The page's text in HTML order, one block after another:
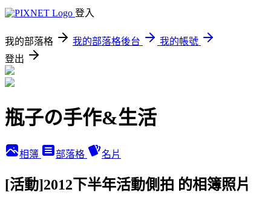
登入
我的部落格 我的部落格後台
我的帳號
登出
瓶子の手作&生活
相簿 部落格 名片
[活動]2012下半年活動側拍 的相簿照片